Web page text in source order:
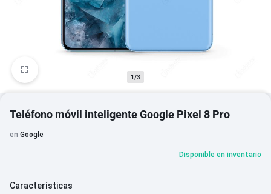
1/3
Teléfono móvil inteligente Google Pixel 8 Pro
en Google
Disponible en inventario
Características